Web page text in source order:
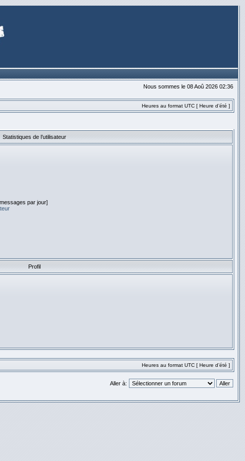
Nous sommes le 08 Aoû 2026 02:36
Heures au format UTC [ Heure d’été ]
Statistiques de l’utilisateur
par jour]
Profil
Heures au format UTC [ Heure d’été ]
Aller à: